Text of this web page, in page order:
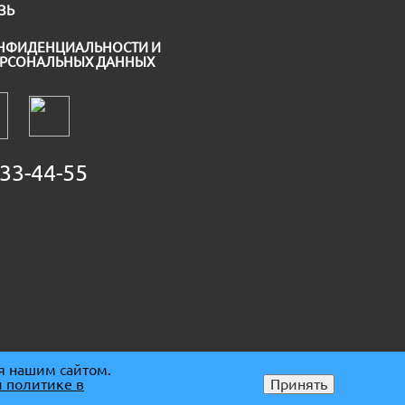
И
ДАННЫХ
44-55
нашим сайтом.
в
Принять